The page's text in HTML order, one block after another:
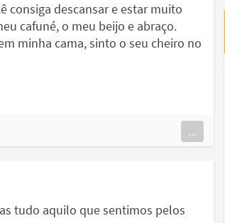
consiga descansar e estar muito
cafuné, o meu beijo e abraço.
minha cama, sinto o seu cheiro no
...
tudo aquilo que sentimos pelos